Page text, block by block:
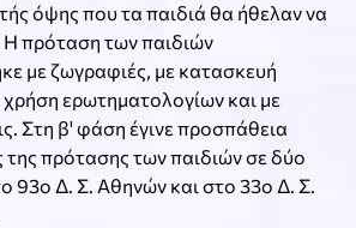
όψης που τα παιδιά θα ήθελαν να
Η πρόταση των παιδιών
με ζωγραφιές, με κατασκευή
χρήση ερωτηματολογίων και με
Στη β' φάση έγινε προσπάθεια
της πρότασης των παιδιών σε δύο
93ο Δ. Σ. Αθηνών και στο 33ο Δ. Σ.